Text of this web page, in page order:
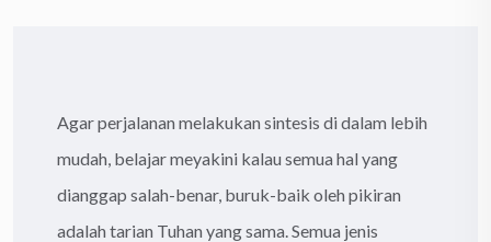
Agar perjalanan melakukan sintesis di dalam lebih
mudah, belajar meyakini kalau semua hal yang
dianggap salah-benar, buruk-baik oleh pikiran
adalah tarian Tuhan yang sama. Semua jenis